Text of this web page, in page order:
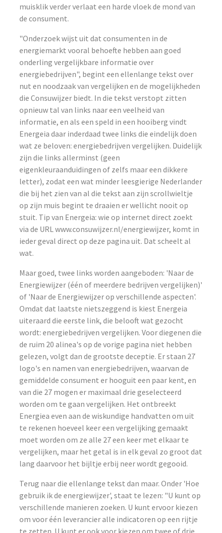
muisklik verder verlaat een harde vloek de mond van
de consument.
"Onderzoek wijst uit dat consumenten in de
energiemarkt vooral behoefte hebben aan goed
onderling vergelijkbare informatie over
energiebedrijven", begint een ellenlange tekst over
nut en noodzaak van vergelijken en de mogelijkheden
die Consuwijzer biedt. In die tekst verstopt zitten
opnieuw tal van links naar een veelheid van
informatie, en als een speld in een hooiberg vindt
Energeia daar inderdaad twee links die eindelijk doen
wat ze beloven: energiebedrijven vergelijken. Duidelijk
zijn die links allerminst (geen
eigenkleuraanduidingen of zelfs maar een dikkere
letter), zodat een wat minder leesgierige Nederlander
die bij het zien van al die tekst aan zijn scrollwieltje
op zijn muis begint te draaien er wellicht nooit op
stuit. Tip van Energeia: wie op internet direct zoekt
via de URL www.consuwijzer.nl/energiewijzer, komt in
ieder geval direct op deze pagina uit. Dat scheelt al
wat.
Maar goed, twee links worden aangeboden: 'Naar de
Energiewijzer (één of meerdere bedrijven vergelijken)'
of 'Naar de Energiewijzer op verschillende aspecten'.
Omdat dat laatste nietszeggend is kiest Energeia
uiteraard die eerste link, die belooft wat gezocht
wordt: energiebedrijven vergelijken. Voor diegenen die
de ruim 20 alinea's op de vorige pagina niet hebben
gelezen, volgt dan de grootste deceptie. Er staan 27
logo's en namen van energiebedrijven, waarvan de
gemiddelde consument er hooguit een paar kent, en
van die 27 mogen er maximaal drie geselecteerd
worden om te gaan vergelijken. Het ontbreekt
Energiea even aan de wiskundige handvatten om uit
te rekenen hoeveel keer een vergelijking gemaakt
moet worden om ze alle 27 een keer met elkaar te
vergelijken, maar het getal is in elk geval zo groot dat
lang daarvoor het bijltje erbij neer wordt gegooid.
Terug naar die ellenlange tekst dan maar. Onder 'Hoe
gebruik ik de energiewijzer', staat te lezen: "U kunt op
verschillende manieren zoeken. U kunt ervoor kiezen
om voor één leverancier alle indicatoren op een rijtje
te zetten. U kunt er ook voor kiezen om twee of drie